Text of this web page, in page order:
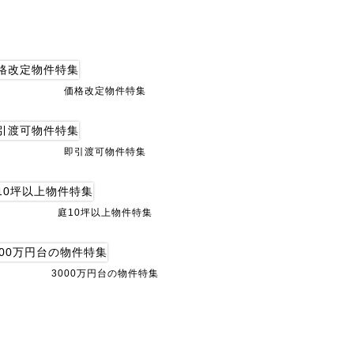
価格改定物件特集
即引渡可物件特集
庭10坪以上物件特集
3000万円台の物件特集